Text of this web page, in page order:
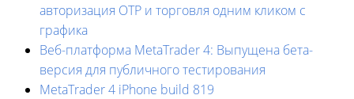
авторизация OTP и торговля одним кликом с
графика
Веб-платформа MetaTrader 4: Выпущена бета-
версия для публичного тестирования
MetaTrader 4 iPhone build 819